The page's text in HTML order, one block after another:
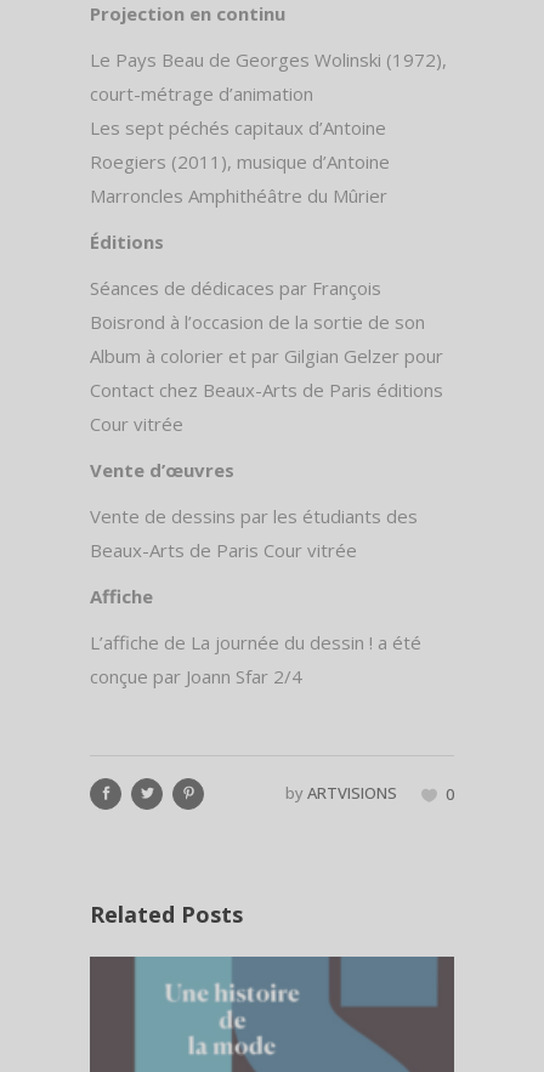
Projection en continu
Le Pays Beau de Georges Wolinski (1972),
court-métrage d’animation
Les sept péchés capitaux d’Antoine
Roegiers (2011), musique d’Antoine
Marroncles Amphithéâtre du Mûrier
Éditions
Séances de dédicaces par François
Boisrond à l’occasion de la sortie de son
Album à colorier et par Gilgian Gelzer pour
Contact chez Beaux-Arts de Paris éditions
Cour vitrée
Vente d’œuvres
Vente de dessins par les étudiants des
Beaux-Arts de Paris Cour vitrée
Affiche
L’affiche de La journée du dessin ! a été
conçue par Joann Sfar 2/4
byARTVISIONS 0
Related Posts